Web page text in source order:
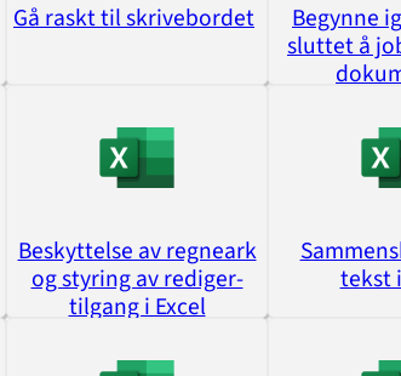
Gå raskt til skrivebordet
Begynne
sluttet å
Beskyttelse av regneark
og styring av rediger-
tilgang i Excel
tekst